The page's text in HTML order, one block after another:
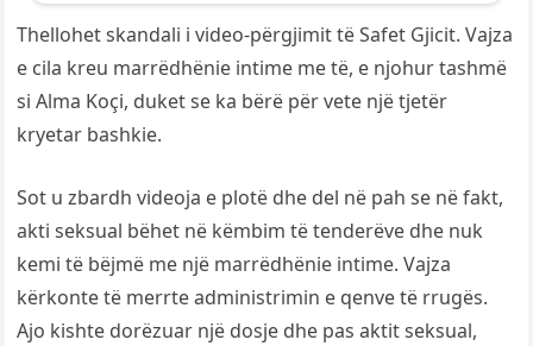
Thellohet skandali i video-përgjimit të Safet Gjicit. Vajza
e cila kreu marrëdhënie intime me të, e njohur tashmë
si Alma Koçi, duket se ka bërë për vete një tjetër
kryetar bashkie.
Sot u zbardh videoja e plotë dhe del në pah se në fakt,
akti seksual bëhet në këmbim të tenderëve dhe nuk
kemi të bëjmë me një marrëdhënie intime. Vajza
kërkonte të merrte administrimin e qenve të rrugës.
Ajo kishte dorëzuar një dosje dhe pas aktit seksual,